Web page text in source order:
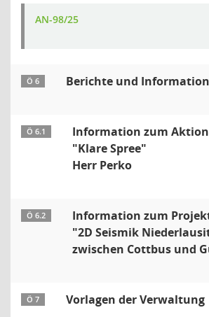
AN-98/25
Ö 6 Berichte und
Ö 6.1
Information zum
"Klare Spree"
Herr Perko
Ö 6.2
Information zum
"2D Seismik
zwischen Cottbus und
Ö 7 Vorlagen der Verwaltung